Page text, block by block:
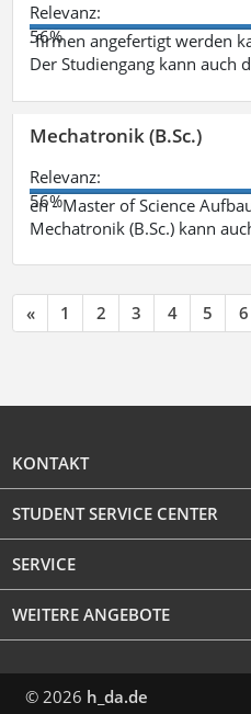
Relevanz:
56%
-firmen angefertigt werden
Der Studiengang kann
Mechatronik (B.Sc.)
Relevanz:
56%
en - Master of Science
Mechatronik (B.Sc.) kann
« 1 2 3 4 5 6
KONTAKT
STUDENT SERVICE CENTER
SERVICE
WEITERE ANGEBOTE
© 2026 h_da.de